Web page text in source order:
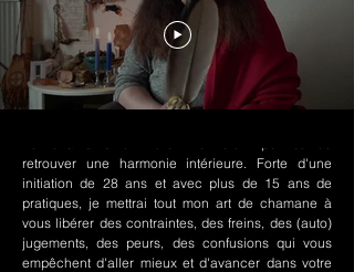
retrouver une harmonie intérieure. Forte d'une
initiation de 28 ans et avec plus de 15 ans de
pratiques, je mettrai tout mon art de chamane à
vous libérer des contraintes, des freins, des (auto)
jugements, des peurs, des confusions qui vous
empêchent d'aller mieux et d'avancer dans votre